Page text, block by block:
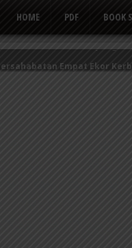
HOME PDF BOOK
Persahabatan Empat Ekor